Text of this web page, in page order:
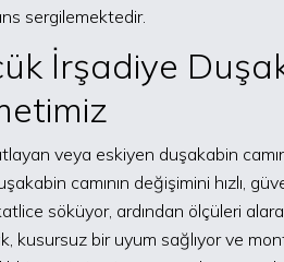
sergilemektedir.
İrşadiye
veya eskiyen duşakabin
camının değişimini hızlı,
söküyor, ardından ölçüleri
kusursuz bir uyum sağlıyor ve